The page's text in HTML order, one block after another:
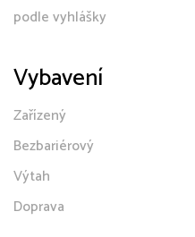
podle vyhlášky
Vybavení
Zařízený
Bezbariérový
Výtah
Doprava